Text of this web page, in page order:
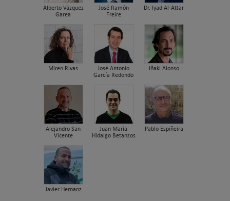
Alberto Vázquez
Garea
José Ramón
Freire
Dr. Iyad Al-Attar
Miren Rivas
José Antonio
García Redondo
Iñaki Alonso
Alejandro San
Vicente
Juan María
Hidalgo Betanzos
Pablo Espiñeira
Javier Hernanz